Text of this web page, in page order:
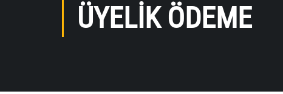
ÜYELIK ÖDEME